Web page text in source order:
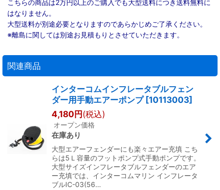
こちらの商品は2万円以上のご購入でも大型送料につき送料無料に
はなりません。
大型送料が別途必要となりますのであらかじめご了承ください。
※離島に関しては別途お見積もりとさせていただきます。
関連商品
インターコムインフレータブルフェン
ダー用手動エアーポンプ [10113003]
4,180円(税込)
オープン価格
在庫あり
大型エアーフェンダーにも楽々エアー充填 こち
らは5Ｌ容量のフットポンプ式手動ポンプです。
大型サイズインフレータブルフェンダーのエア
ー充填では、インターコムマリン インフレータ
ブルIC-03(56…